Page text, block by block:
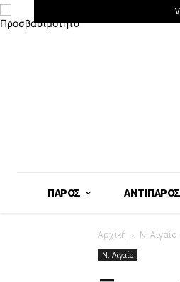
ΠΆΡΟΣ ΑΝΤΊΠΑΡΟΣ
Αρχική Ν. Αιγαίο
Ν. Αιγαίο